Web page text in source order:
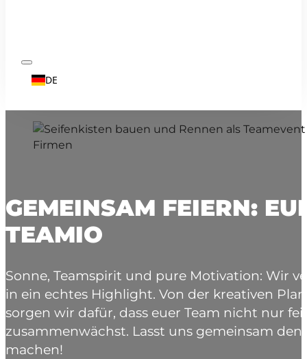
DE
GEMEINSAM FEIERN:
TEAMIO
Sonne, Teamspirit und pure Motivation: Wir
in ein echtes Highlight. Von der kreativen
sorgen wir dafür, dass euer Team nicht nur
zusammenwächst. Lasst uns gemeinsam
machen!